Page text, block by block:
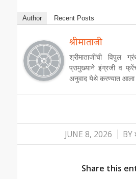
Author Recent Posts
श्रीमाताजी
श्रीमाताजींची विपुल
प्रामुख्याने इंग्रजी व
अनुवाद येथे करण्यात
JUNE 8, 2026
/ BY
Share this